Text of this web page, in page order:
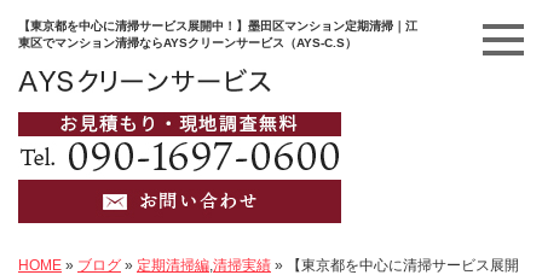
【東京都を中心に清掃サービス展開中！】墨田区マンション定期清掃｜江
東区でマンション清掃ならAYSクリーンサービス（AYS-C.S）
HOME » ブログ » 定期清掃編,清掃実績 »
【東京都を中心に清掃サービス展開